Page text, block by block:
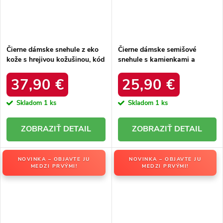
Čierne dámske snehule z eko
kože s hrejivou kožušinou, kód
BLACK
37,90 €
Skladom 1 ks
DETAIL
Čierne dámske semišové
snehule s kamienkami a
W8009 BLACK
25,90 €
Skladom 1 ks
DETAIL
NOVINKA – OBJAVTE JU
MEDZI PRVÝMI!
NOVINKA – OBJAVTE JU
MEDZI PRVÝMI!